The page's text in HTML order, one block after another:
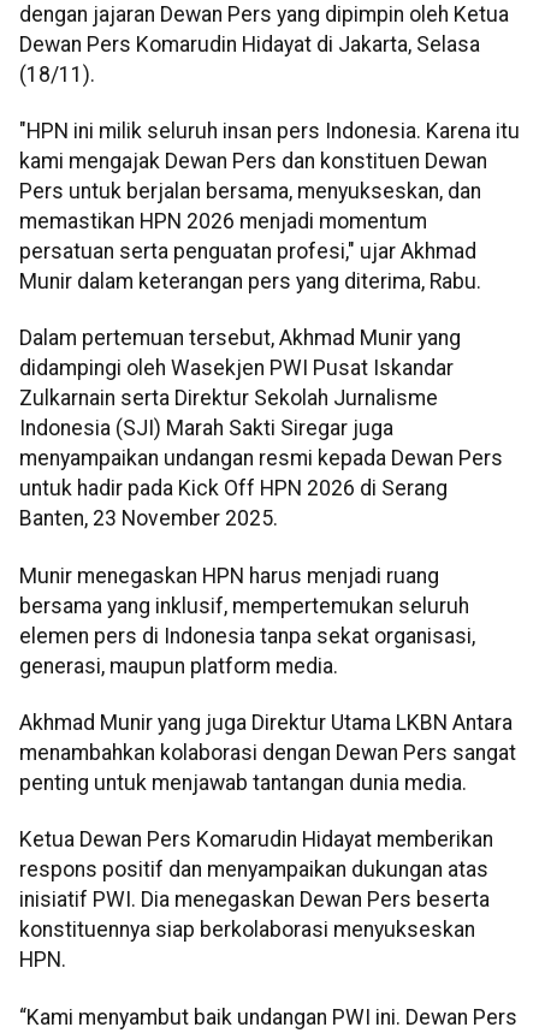
dengan jajaran Dewan Pers yang dipimpin oleh Ketua
Dewan Pers Komarudin Hidayat di Jakarta, Selasa
(18/11).
"HPN ini milik seluruh insan pers Indonesia. Karena itu
kami mengajak Dewan Pers dan konstituen Dewan
Pers untuk berjalan bersama, menyukseskan, dan
memastikan HPN 2026 menjadi momentum
persatuan serta penguatan profesi," ujar Akhmad
Munir dalam keterangan pers yang diterima, Rabu.
Dalam pertemuan tersebut, Akhmad Munir yang
didampingi oleh Wasekjen PWI Pusat Iskandar
Zulkarnain serta Direktur Sekolah Jurnalisme
Indonesia (SJI) Marah Sakti Siregar juga
menyampaikan undangan resmi kepada Dewan Pers
untuk hadir pada Kick Off HPN 2026 di Serang
Banten, 23 November 2025.
Munir menegaskan HPN harus menjadi ruang
bersama yang inklusif, mempertemukan seluruh
elemen pers di Indonesia tanpa sekat organisasi,
generasi, maupun platform media.
Akhmad Munir yang juga Direktur Utama LKBN Antara
menambahkan kolaborasi dengan Dewan Pers sangat
penting untuk menjawab tantangan dunia media.
Ketua Dewan Pers Komarudin Hidayat memberikan
respons positif dan menyampaikan dukungan atas
inisiatif PWI. Dia menegaskan Dewan Pers beserta
konstituennya siap berkolaborasi menyukseskan
HPN.
“Kami menyambut baik undangan PWI ini. Dewan Pers